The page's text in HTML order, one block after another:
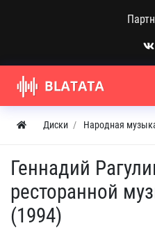
Диски Народная
Геннадий
ресторанной
(1994)